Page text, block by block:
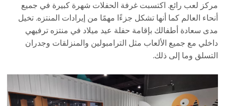
مركز لعب رائع. اكتسبت غرفة الحفلات شهرة كبيرة في جميع
أنحاء العالم كما أنها تشكل جزءًا مهمًا من إيرادات المنتزه. تخيل
مدى سعادة أطفالك بإقامة حفلة عيد ميلاد في منتزه ترفيهي
داخلي مع جميع الألعاب مثل الترامبولين والمنزلقات وجدران
التسلق وما إلى ذلك.